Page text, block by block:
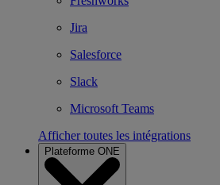
Jira
Salesforce
Slack
Microsoft Teams
Afficher toutes les intégrations
Plateforme ONE